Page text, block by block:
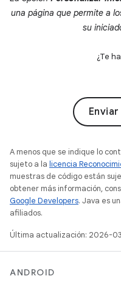
una página que permite a
su
¿Te
A menos que se indique lo
sujeto a la licencia
muestras de código están
obtener más información,
Google Developers. Java es
afiliados.
Última actualización: 2026-
ANDROID